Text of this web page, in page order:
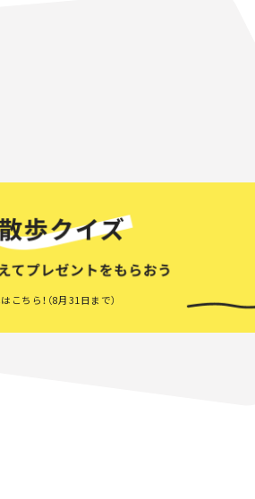
こちら！（8月31日まで）